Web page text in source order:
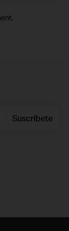
Suscríbete